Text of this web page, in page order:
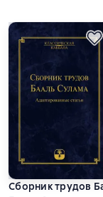
Сборник трудов